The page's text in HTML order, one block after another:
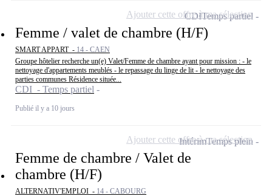
Femme / valet de chambre (H/F)
SMART APPART - 14 - CAEN
Groupe hôtelier recherche un(e) Valet/Femme de chambre ayant pour mission : - le
nettoyage d'appartements meublés - le repassage du linge de lit - le nettoyage des
parties communes Résidence située...
CDI - Temps partiel
Publié il y a 10 jours
CDITemps partiel
Ajouter cette offre à ma sélection
Femme de chambre / Valet de
chambre (H/F)
ALTERNATIV'EMPLOI - 14 - CABOURG
IntérimTemps plein
Ajouter cette offre à ma sélection